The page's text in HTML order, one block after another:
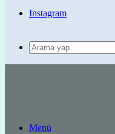
Instagram
Menü